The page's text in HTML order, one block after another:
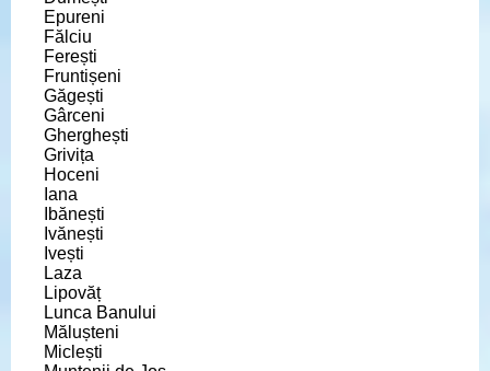
Epureni
Fălciu
Ferești
Fruntișeni
Găgești
Gârceni
Gherghești
Grivița
Hoceni
Iana
Ibănești
Ivănești
Ivești
Laza
Lipovăț
Lunca Banului
Mălușteni
Miclești